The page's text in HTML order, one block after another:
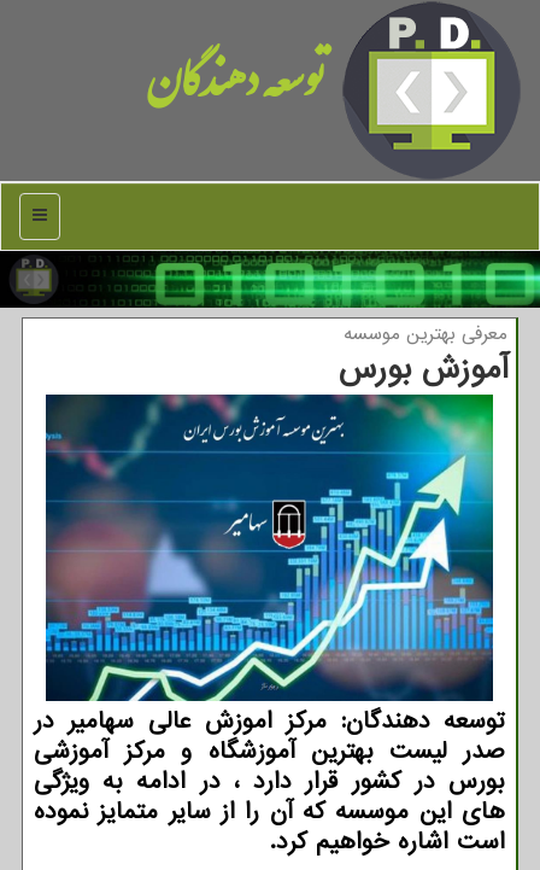
توسعه دهندگان
منو
معرفی بهترین موسسه
آموزش بورس
توسعه دهندگان: مركز اموزش عالی سهامیر در
صدر لیست بهترین آموزشگاه و مركز آموزشی
بورس در كشور قرار دارد ، در ادامه به ویژگی
های این موسسه كه آن را از سایر متمایز نموده
است اشاره خواهیم كرد.